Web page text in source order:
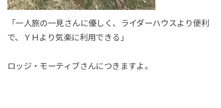
「一人旅の一見さんに優しく、ライダーハウスより便利
で、ＹＨより気楽に利用できる」
ロッジ・モーティブさんにつきますよ。